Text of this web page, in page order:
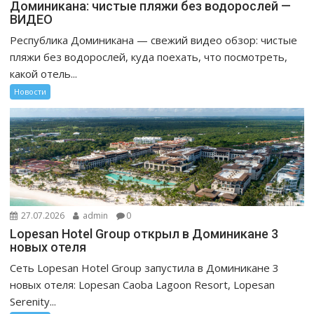
Доминикана: чистые пляжи без водорослей —
ВИДЕО
Республика Доминикана — свежий видео обзор: чистые
пляжи без водорослей, куда поехать, что посмотреть,
какой отель...
Новости
27.07.2026 admin 0
Lopesan Hotel Group открыл в Доминикане 3
новых отеля
Сеть Lopesan Hotel Group запустила в Доминикане 3
новых отеля: Lopesan Caoba Lagoon Resort, Lopesan
Serenity...